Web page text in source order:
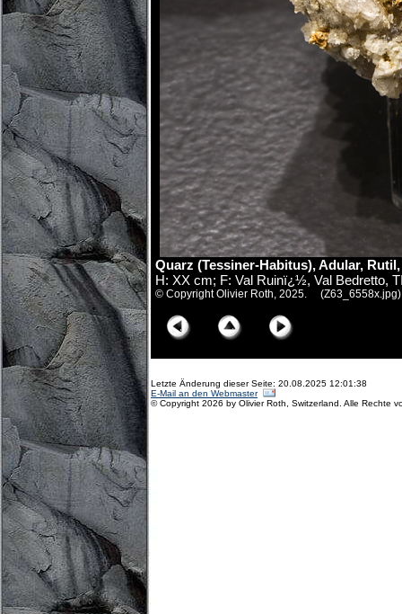
Quarz (Tessiner-Habitus), Adular,
H: XX cm; F: Val Ruinï¿½, Val Bedretto,
© Copyright Olivier Roth, 2025. (Z63_6558x.jpg)
Letzte Änderung dieser Seite: 20.08.2025 12:01:38
E-Mail an den Webmaster
© Copyright 2026 by Olivier Roth, Switzerland. Alle Rechte